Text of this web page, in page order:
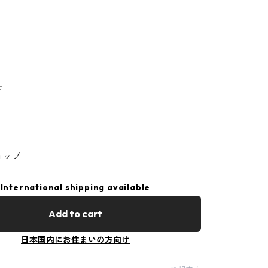
ップ
International shipping available
Add to cart
日本国内にお住まいの方向け